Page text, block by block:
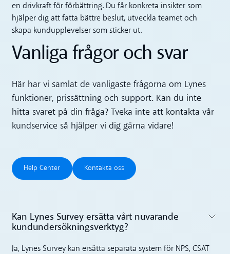
en drivkraft för förbättring. Du får konkreta insikter som
hjälper dig att fatta bättre beslut, utveckla teamet och
skapa kundupplevelser som sticker ut.
Vanliga frågor och svar
Här har vi samlat de vanligaste frågorna om Lynes
funktioner, prissättning och support. Kan du inte
hitta svaret på din fråga? Tveka inte att kontakta vår
kundservice så hjälper vi dig gärna vidare!
Help Center
Help Center
Kontakta oss
Kontakta oss
Kan Lynes Survey ersätta vårt nuvarande
kundundersökningsverktyg?‍
Ja, Lynes Survey kan ersätta separata system för NPS, CSAT